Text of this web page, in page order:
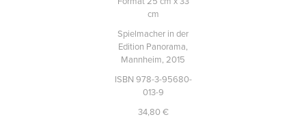
cm
Spielmacher in der
Edition Panorama,
Mannheim, 2015
ISBN 978-3-95680-
013-9
34,80 €